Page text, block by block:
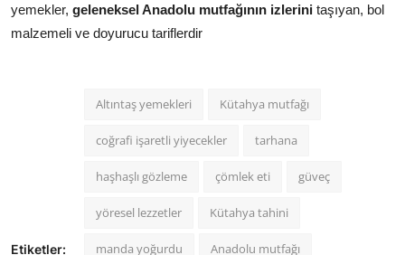
yemekler, geleneksel Anadolu mutfağının izlerini taşıyan, bol
malzemeli ve doyurucu tariflerdir
Etiketler:
Altıntaş yemekleri Kütahya mutfağı
coğrafi işaretli yiyecekler tarhana
haşhaşlı gözleme çömlek eti güveç
yöresel lezzetler Kütahya tahini
manda yoğurdu Anadolu mutfağı